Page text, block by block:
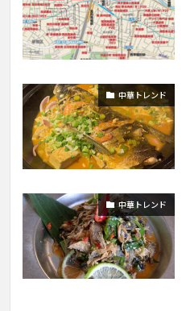
中華トレンド
中華トレンド